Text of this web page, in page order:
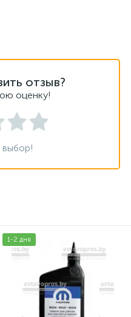
отзыв?
оценку!
выбор!
1-2 дня